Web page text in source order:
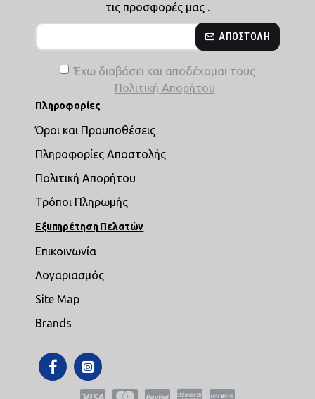
τις προσφορές μας .
ΑΠΟΣΤΟΛΉ
Έχω διαβάσει και αποδέχομαι τους
Πολιτική Απορήτου
Πληροφορίες
Όροι και Προυποθέσεις
Πληροφορίες Αποστολής
Πολιτική Απορήτου
Τρόποι Πληρωμής
Εξυπηρέτηση Πελατών
Επικοινωνία
Λογαριασμός
Site Map
Brands